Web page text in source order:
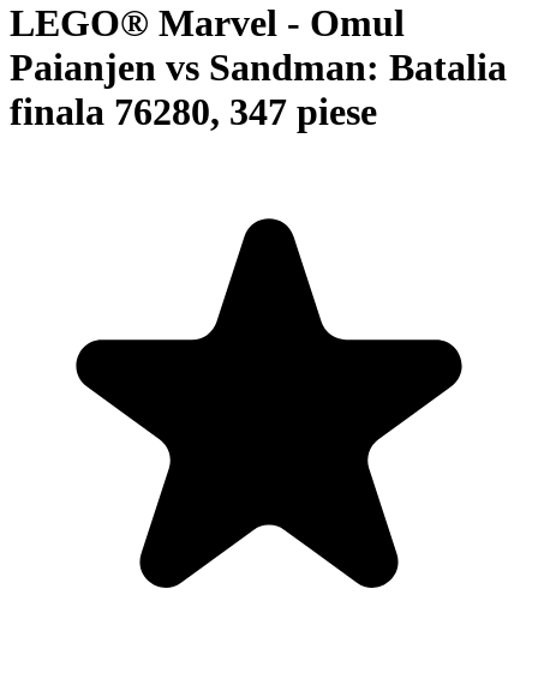
LEGO® Marvel - Omul
Paianjen vs Sandman: Batalia
finala 76280, 347 piese